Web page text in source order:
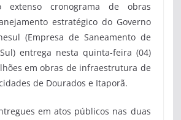
extenso cronograma de obras
estratégico do Governo
(Empresa de Saneamento de
entrega nesta quinta-feira (04)
em obras de infraestrutura de
de Dourados e Itaporã.
em atos públicos nas duas